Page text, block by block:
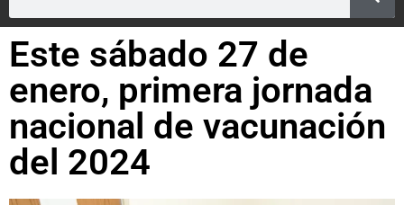
Este sábado 27 de
enero, primera jornada
nacional de vacunación
del 2024